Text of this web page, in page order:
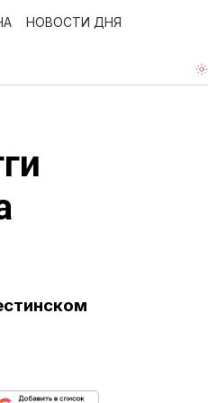
НОВОСТИ ДНЯ